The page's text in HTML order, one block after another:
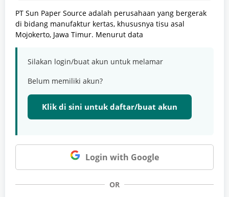
PT Sun Paper Source adalah perusahaan yang bergerak
di bidang manufaktur kertas, khususnya tisu asal
Mojokerto, Jawa Timur. Menurut data
Silakan login/buat akun untuk melamar
Belum memiliki akun?
Klik di sini untuk daftar/buat akun
Login with Google
OR